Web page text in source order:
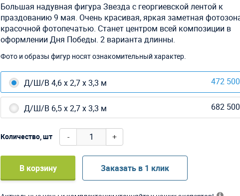
Большая надувная фигура Звезда с георгиевской лентой к
праздованию 9 мая. Очень красивая, яркая заметная
красочной фотопечатью. Станет центром всей композиции в
оформлении Дня Победы. 2 варианта длинны.
Фото и образы фигур носят ознакомительный характер.
Д/Ш/В 4,6 х 2,7 х 3,3 м 472
Д/Ш/В 6,5 х 2,7 х 3,3 м 682
Количество, шт - +
В корзину Заказать в 1 клик